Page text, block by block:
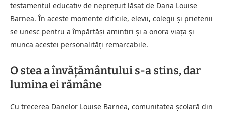
testamentul educativ de nepreţuit lăsat de Dana Louise
Barnea. În aceste momente dificile, elevii, colegii şi prietenii
se unesc pentru a împărtăşi amintiri şi a onora viaţa şi
munca acestei personalităţi remarcabile.
O stea a învăţământului s-a stins, dar
lumina ei rămâne
Cu trecerea Danelor Louise Barnea, comunitatea şcolară din